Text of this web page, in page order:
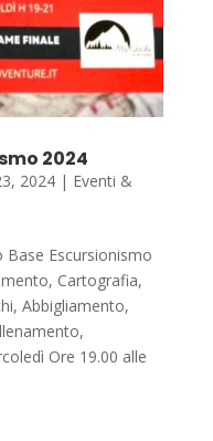
2024
2024| Eventi &
Escursionismo
Cartografia,
Abbigliamento,
Ore 19.00 alle